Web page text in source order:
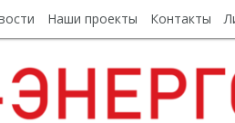
Наши проекты Контакты